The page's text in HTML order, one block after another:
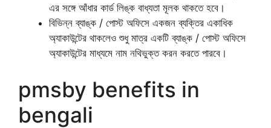
এর সঙ্গে আঁধার কার্ড লিঙ্ক বাধ্যতা মূলক থাকতে হবে।
বিভিন্ন ব্যাঙ্ক / পোস্ট অফিসে একজন ব্যক্তির একাধিক
অ্যাকাউন্টের থাকলেও শুধু মাত্র একটি ব্যাঙ্ক / পোস্ট অফিসে
অ্যাকাউন্টের মাধ্যমে নাম নথিভুক্ত করন করতে পারবে।
pmsby benefits in
bengali